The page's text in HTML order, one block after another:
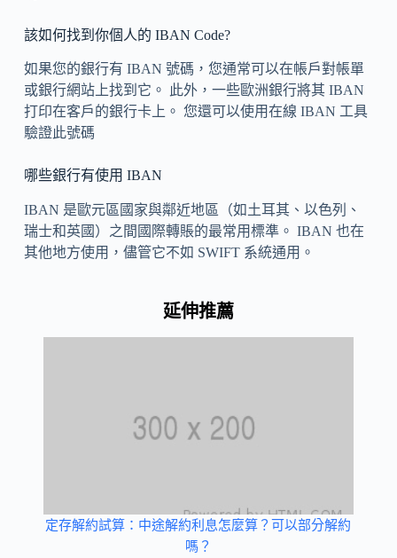
該如何找到你個人的 IBAN Code?
如果您的銀行有 IBAN 號碼，您通常可以在帳戶對帳單
或銀行網站上找到它。 此外，一些歐洲銀行將其 IBAN
打印在客戶的銀行卡上。 您還可以使用在線 IBAN 工具
驗證此號碼
哪些銀行有使用 IBAN
IBAN 是歐元區國家與鄰近地區（如土耳其、以色列、
瑞士和英國）之間國際轉賬的最常用標準。 IBAN 也在
其他地方使用，儘管它不如 SWIFT 系統通用。
延伸推薦
定存解約試算：中途解約利息怎麼算？可以部分解約
嗎？